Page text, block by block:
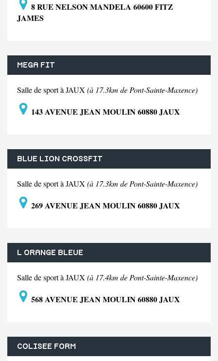
8 RUE NELSON MANDELA 60600 FITZ
JAMES
MEGA FIT
Salle de sport à JAUX (à 17.3km de Pont-Sainte-Maxence)
143 AVENUE JEAN MOULIN 60880 JAUX
BLUE LION CROSSFIT
Salle de sport à JAUX (à 17.3km de Pont-Sainte-Maxence)
269 AVENUE JEAN MOULIN 60880 JAUX
L ORANGE BLEUE
Salle de sport à JAUX (à 17.4km de Pont-Sainte-Maxence)
568 AVENUE JEAN MOULIN 60880 JAUX
COLISEE FORM